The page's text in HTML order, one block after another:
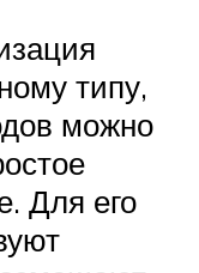
типу,
можно
Для его